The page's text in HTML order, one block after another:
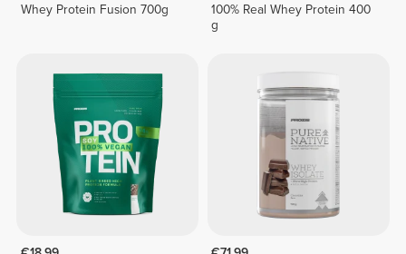
Whey Protein Fusion 700g
100% Real Whey Protein 400
g